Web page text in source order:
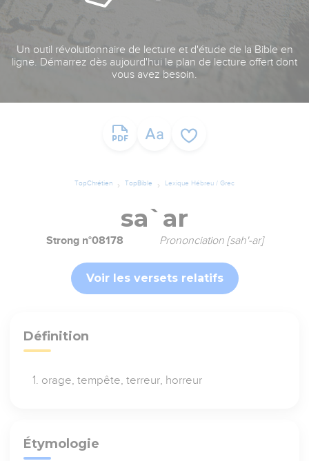
Un outil révolutionnaire de lecture et d'étude de la Bible en
ligne. Démarrez dès aujourd'hui le plan de lecture offert dont
vous avez besoin.
TopChrétien TopBible Lexique Hébreu / Grec
sa`ar
Strong n°08178 Prononciation [sah'-ar]
Voir les versets relatifs
Définition
orage, tempête, terreur, horreur
Étymologie